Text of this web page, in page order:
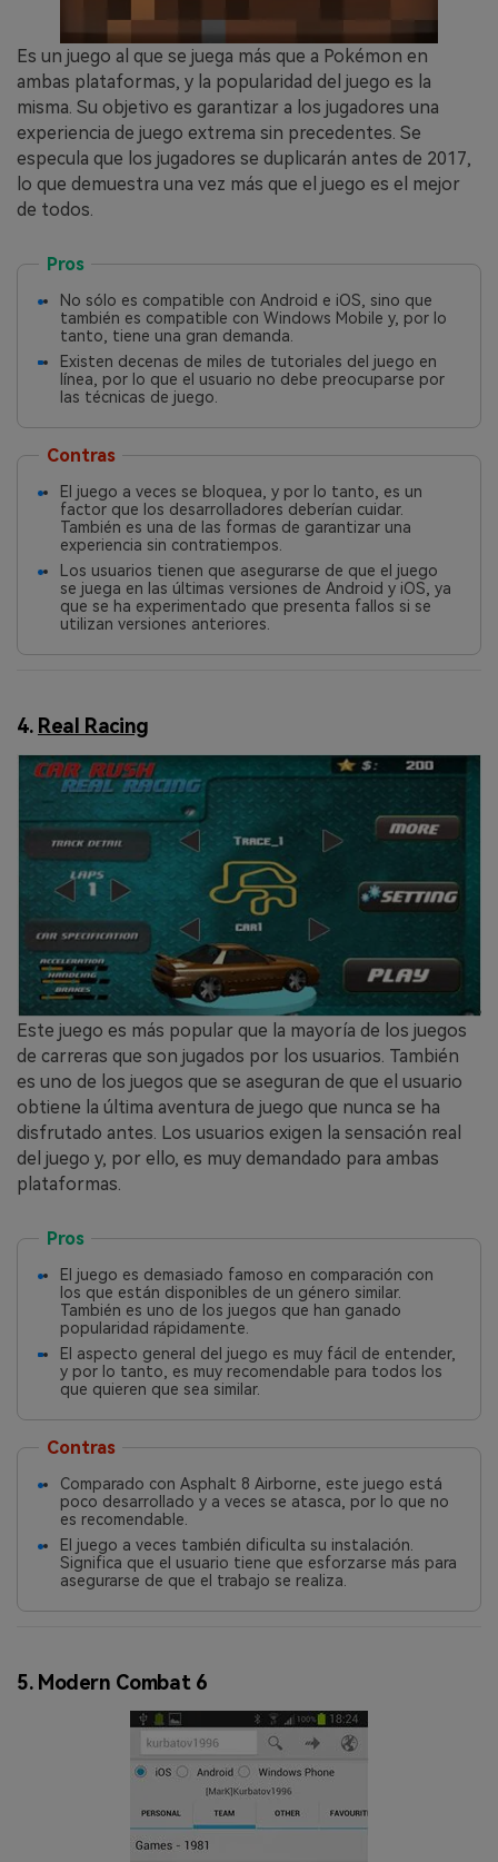
Es un juego al que se juega más que a Pokémon en
ambas plataformas, y la popularidad del juego es la
misma. Su objetivo es garantizar a los jugadores una
experiencia de juego extrema sin precedentes. Se
especula que los jugadores se duplicarán antes de 2017,
lo que demuestra una vez más que el juego es el mejor
de todos.
Pros
No sólo es compatible con Android e iOS, sino que
también es compatible con Windows Mobile y, por lo
tanto, tiene una gran demanda.
Existen decenas de miles de tutoriales del juego en
línea, por lo que el usuario no debe preocuparse por
las técnicas de juego.
Contras
El juego a veces se bloquea, y por lo tanto, es un
factor que los desarrolladores deberían cuidar.
También es una de las formas de garantizar una
experiencia sin contratiempos.
Los usuarios tienen que asegurarse de que el juego
se juega en las últimas versiones de Android y iOS, ya
que se ha experimentado que presenta fallos si se
utilizan versiones anteriores.
4. Real Racing
Este juego es más popular que la mayoría de los juegos
de carreras que son jugados por los usuarios. También
es uno de los juegos que se aseguran de que el usuario
obtiene la última aventura de juego que nunca se ha
disfrutado antes. Los usuarios exigen la sensación real
del juego y, por ello, es muy demandado para ambas
plataformas.
Pros
El juego es demasiado famoso en comparación con
los que están disponibles de un género similar.
También es uno de los juegos que han ganado
popularidad rápidamente.
El aspecto general del juego es muy fácil de entender,
y por lo tanto, es muy recomendable para todos los
que quieren que sea similar.
Contras
Comparado con Asphalt 8 Airborne, este juego está
poco desarrollado y a veces se atasca, por lo que no
es recomendable.
El juego a veces también dificulta su instalación.
Significa que el usuario tiene que esforzarse más para
asegurarse de que el trabajo se realiza.
5. Modern Combat 6